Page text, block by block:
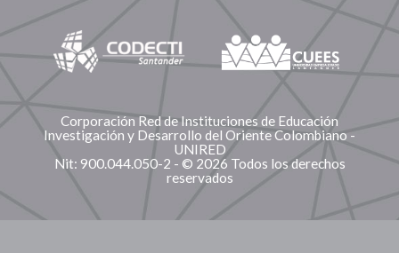
Corporación Red de Instituciones de Educación
Investigación y Desarrollo del Oriente Colombiano -
UNIRED
Nit: 900.044.050-2 - © 2026 Todos los derechos
reservados